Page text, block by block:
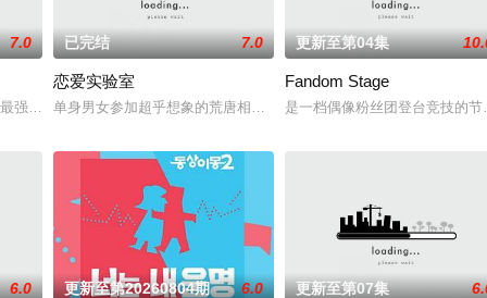
年8月22日播放的一档综艺节目。
7.0
强昌珉、TXT的杋圭等神级阵容破天荒集结，同场大玩推理游戏！面对真真
已完结 7.0
恋爱实验室
单身男女参加超乎想象的荒唐相亲，从第一次见面开始，脑停止的情
更新至第04集
Fandom Stage
是一档偶像粉丝团登台竞技的
6.0 更新至第20260804期 6.0 更新至第07集